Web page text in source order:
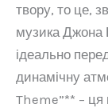
твору, то це,
музика Джона
ідеально
динамічну
Theme”** – ця